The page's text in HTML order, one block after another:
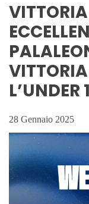
VITTORIA
L’UNDER
28 Gennaio 2025